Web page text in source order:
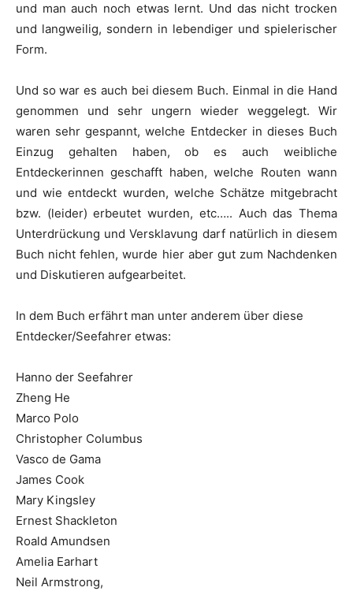
und man auch noch etwas lernt. Und das nicht trocken
und langweilig, sondern in lebendiger und spielerischer
Form.
Und so war es auch bei diesem Buch. Einmal in die Hand
genommen und sehr ungern wieder weggelegt. Wir
waren sehr gespannt, welche Entdecker in dieses Buch
Einzug gehalten haben, ob es auch weibliche
Entdeckerinnen geschafft haben, welche Routen wann
und wie entdeckt wurden, welche Schätze mitgebracht
bzw. (leider) erbeutet wurden, etc….. Auch das Thema
Unterdrückung und Versklavung darf natürlich in diesem
Buch nicht fehlen, wurde hier aber gut zum Nachdenken
und Diskutieren aufgearbeitet.
In dem Buch erfährt man unter anderem über diese
Entdecker/Seefahrer etwas:
Hanno der Seefahrer
Zheng He
Marco Polo
Christopher Columbus
Vasco de Gama
James Cook
Mary Kingsley
Ernest Shackleton
Roald Amundsen
Amelia Earhart
Neil Armstrong,